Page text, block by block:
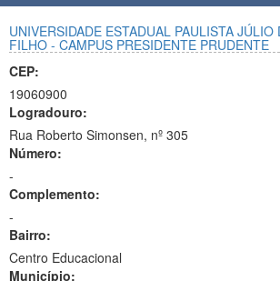
UNIVERSIDADE ESTADUAL PAULISTA JÚLIO
FILHO - CAMPUS PRESIDENTE PRUDENTE
CEP:
19060900
Logradouro:
Rua Roberto Simonsen, nº 305
Número:
-
Complemento:
-
Bairro:
Centro Educacional
Município: